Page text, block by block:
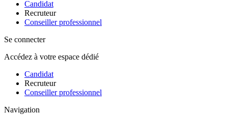
Candidat
Recruteur
Conseiller professionnel
Se connecter
Accédez à votre espace dédié
Candidat
Recruteur
Conseiller professionnel
Navigation